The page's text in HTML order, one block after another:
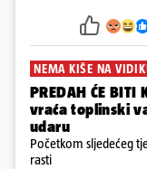
požar, rekao je vlasnik
NEMA KIŠE NA
PREDAH ĆE BITI
vraća toplinski
udaru
Početkom sljedećeg
rasti